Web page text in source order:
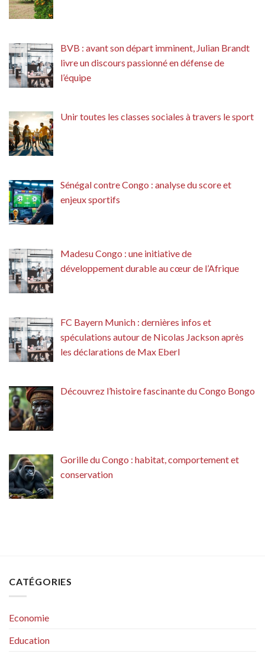
BVB : avant son départ imminent, Julian Brandt
livre un discours passionné en défense de
l’équipe
Unir toutes les classes sociales à travers le sport
Sénégal contre Congo : analyse du score et
enjeux sportifs
Madesu Congo : une initiative de
développement durable au cœur de l’Afrique
FC Bayern Munich : dernières infos et
spéculations autour de Nicolas Jackson après
les déclarations de Max Eberl
Découvrez l’histoire fascinante du Congo Bongo
Gorille du Congo : habitat, comportement et
conservation
CATÉGORIES
Economie
Education